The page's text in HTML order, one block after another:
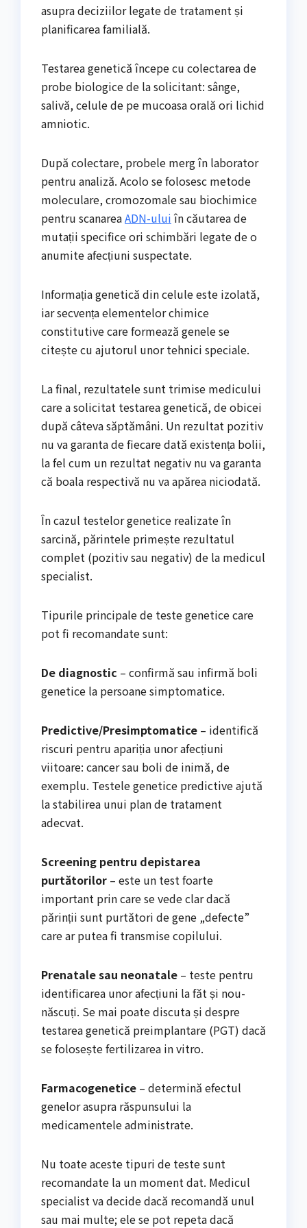
asupra deciziilor legate de tratament și
planificarea familială.
Testarea genetică începe cu colectarea de
probe biologice de la solicitant: sânge,
salivă, celule de pe mucoasa orală ori lichid
amniotic.
După colectare, probele merg în laborator
pentru analiză. Acolo se folosesc metode
moleculare, cromozomale sau biochimice
pentru scanareaADN-ului în căutarea de
mutații specifice ori schimbări legate de o
anumite afecțiuni suspectate.
Informația genetică din celule este izolată,
iar secvența elementelor chimice
constitutive care formează genele se
citește cu ajutorul unor tehnici speciale.
La final, rezultatele sunt trimise medicului
care a solicitat testarea genetică, de obicei
după câteva săptămâni. Un rezultat pozitiv
nu va garanta de fiecare dată existența bolii,
la fel cum un rezultat negativ nu va garanta
că boala respectivă nu va apărea niciodată.
În cazul testelor genetice realizate în
sarcină, părintele primește rezultatul
complet (pozitiv sau negativ) de la medicul
specialist.
Tipurile principale de teste genetice care
pot fi recomandate sunt:
De diagnostic – confirmă sau infirmă boli
genetice la persoane simptomatice.
Predictive/Presimptomatice – identifică
riscuri pentru apariția unor afecțiuni
viitoare: cancer sau boli de inimă, de
exemplu. Testele genetice predictive ajută
la stabilirea unui plan de tratament
adecvat.
Screening pentru depistarea
purtătorilor – este un test foarte
important prin care se vede clar dacă
părinții sunt purtători de gene „defecte”
care ar putea fi transmise copilului.
Prenatale sau neonatale – teste pentru
identificarea unor afecțiuni la făt și nou-
născuți. Se mai poate discuta și despre
testarea genetică preimplantare (PGT) dacă
se folosește fertilizarea in vitro.
Farmacogenetice – determină efectul
genelor asupra răspunsului la
medicamentele administrate.
Nu toate aceste tipuri de teste sunt
recomandate la un moment dat. Medicul
specialist va decide dacă recomandă unul
sau mai multe; ele se pot repeta dacă